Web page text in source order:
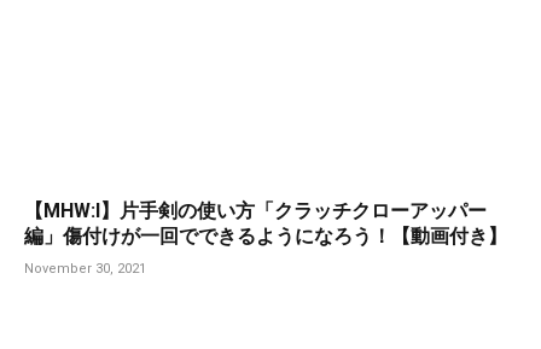
【MHW:I】片手剣の使い方「クラッチクローアッパー
編」傷付けが一回でできるようになろう！【動画付き】
November 30, 2021